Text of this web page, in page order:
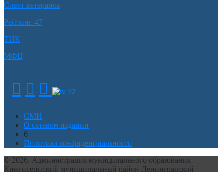
Совет ветеранов
Рейтинг 47
ТИК
МФЦ
СМИ
О сетевом издании
6+
Политика конфиденциальности
© 2026. Администрация муниципального образования
Кингисеппский муниципальный район Ленинградской